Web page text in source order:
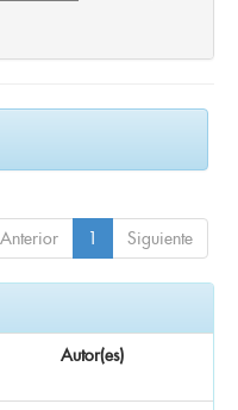
Anterior 1 Siguiente
Autor(es)